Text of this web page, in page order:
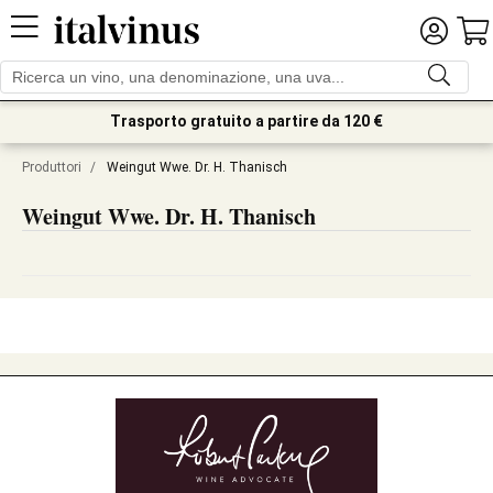
Trasporto gratuito a partire da 120 €
Produttori / Weingut Wwe. Dr. H. Thanisch
Weingut Wwe. Dr. H. Thanisch